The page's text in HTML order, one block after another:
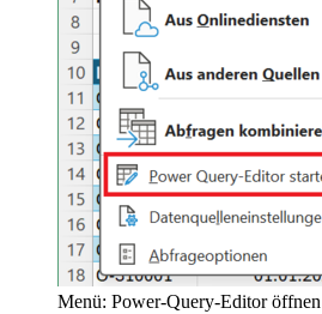
Menü: Power-Query-Editor öffnen